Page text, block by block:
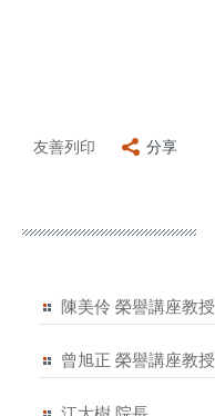
友善列印 分享
陳美伶 榮譽講座教授
曾旭正 榮譽講座教授